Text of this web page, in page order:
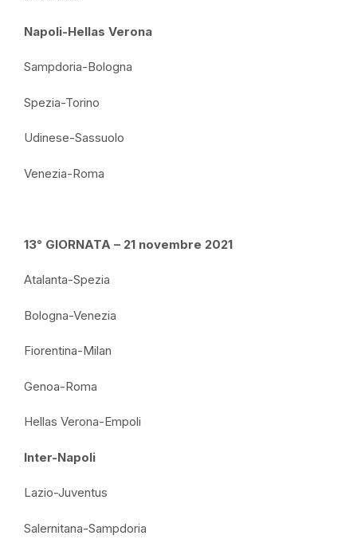
Napoli-Hellas Verona
Sampdoria-Bologna
Spezia-Torino
Udinese-Sassuolo
Venezia-Roma
13° GIORNATA – 21 novembre 2021
Atalanta-Spezia
Bologna-Venezia
Fiorentina-Milan
Genoa-Roma
Hellas Verona-Empoli
Inter-Napoli
Lazio-Juventus
Salernitana-Sampdoria